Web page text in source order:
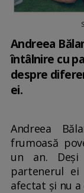
Andreea
întâlnire cu
despre
ei.
Andreea
frumoasă
un an.
partenerul
afectat și nu